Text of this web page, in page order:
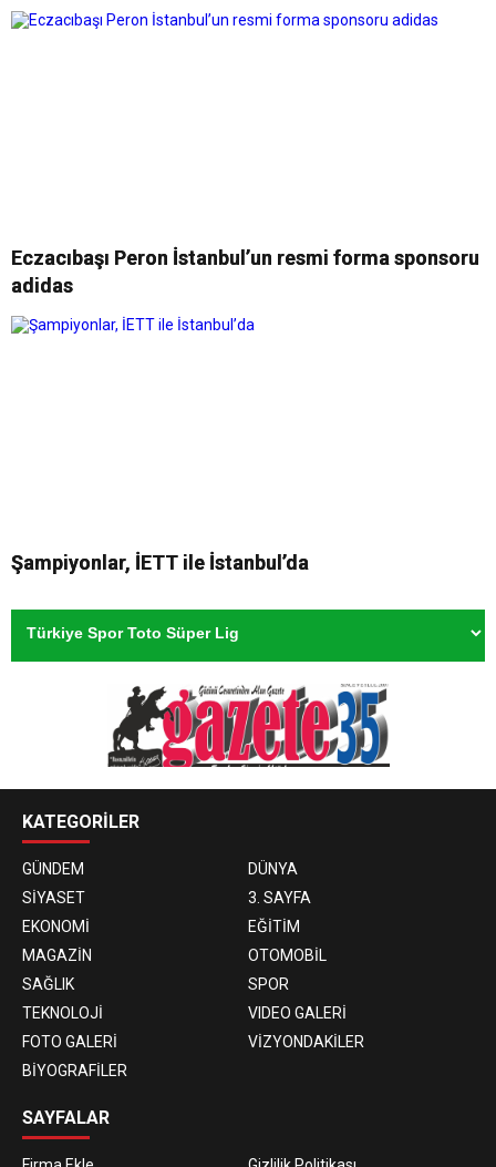
Eczacıbaşı Peron İstanbul’un resmi forma sponsoru
adidas
Şampiyonlar, İETT ile İstanbul’da
KATEGORİLER
GÜNDEM
DÜNYA
SİYASET
3. SAYFA
EKONOMİ
EĞİTİM
MAGAZİN
OTOMOBİL
SAĞLIK
SPOR
TEKNOLOJİ
VIDEO GALERİ
FOTO GALERİ
VİZYONDAKİLER
BİYOGRAFİLER
SAYFALAR